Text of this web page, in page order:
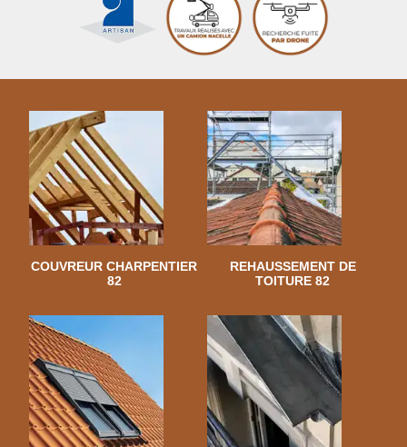
COUVREUR CHARPENTIER
82
REHAUSSEMENT DE
TOITURE 82